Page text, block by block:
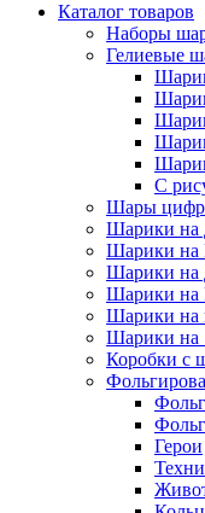
Каталог товаров
Наборы
Гелиевые
С
Шары
Шарики на
Шарики на
Шарики на
Шарики на
Шарики на
Шарики на
Коробки с
Герои